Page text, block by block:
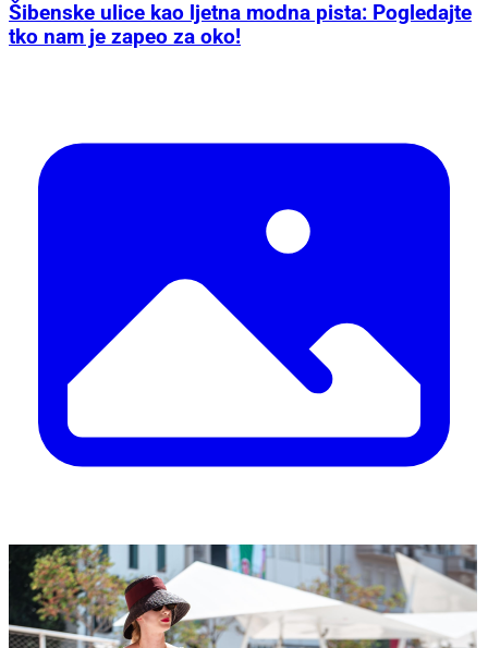
Šibenske ulice kao ljetna modna pista: Pogledajte
tko nam je zapeo za oko!